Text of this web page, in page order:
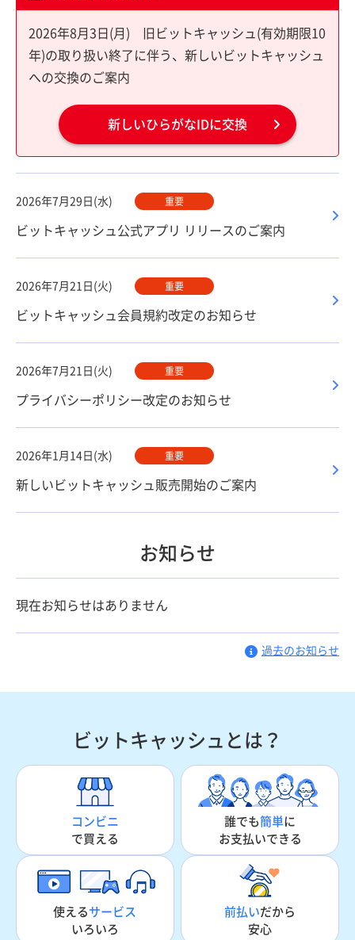
2026年8月3日(月) 旧ビットキャッシュ(有効期限10
年)の取り扱い終了に伴う、新しいビットキャッシュ
への交換のご案内
新しいひらがなIDに交換
2026年7月29日(水) 重要
ビットキャッシュ公式アプリ リリースのご案内
2026年7月21日(火) 重要
ビットキャッシュ会員規約改定のお知らせ
2026年7月21日(火) 重要
プライバシーポリシー改定のお知らせ
2026年1月14日(水) 重要
新しいビットキャッシュ販売開始のご案内
お知らせ
現在お知らせはありません
過去のお知らせ
ビットキャッシュとは？
コンビニ
で買える
誰でも簡単に
お支払いできる
使える サービス
いろいろ
前払いだから
安心